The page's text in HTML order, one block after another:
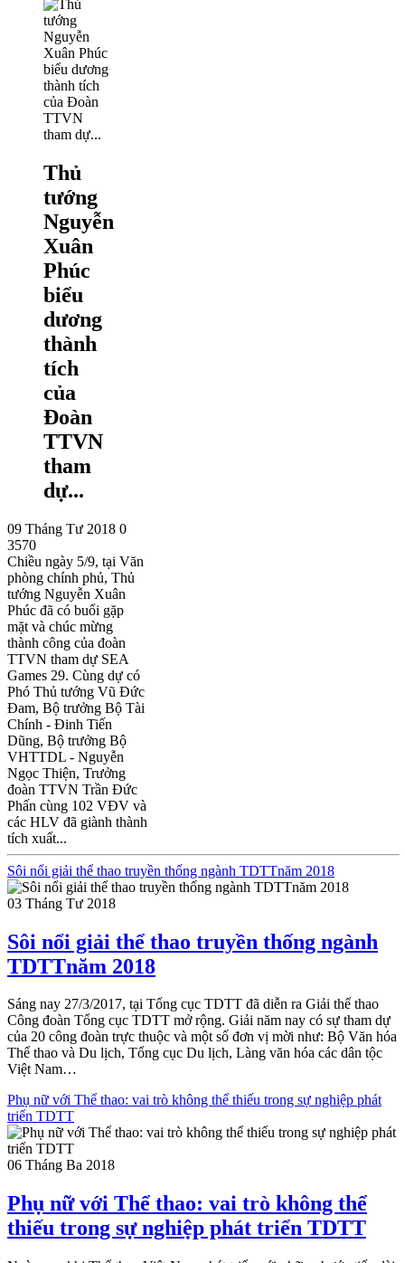
Thủ
tướng
Nguyễn
Xuân
Phúc
biểu
dương
thành
tích
của
Đoàn
TTVN
tham
dự...
09 Tháng Tư 2018 0
3570
Chiều ngày 5/9, tại Văn
phòng chính phủ, Thủ
tướng Nguyễn Xuân
Phúc đã có buổi gặp
mặt và chúc mừng
thành công của đoàn
TTVN tham dự SEA
Games 29. Cùng dự có
Phó Thủ tướng Vũ Đức
Đam, Bộ trưởng Bộ Tài
Chính - Đinh Tiến
Dũng, Bộ trưởng Bộ
VHTTDL - Nguyễn
Ngọc Thiện, Trưởng
đoàn TTVN Trần Đức
Phấn cùng 102 VĐV và
các HLV đã giành thành
tích xuất...
Sôi nổi giải thể thao truyền thống ngành TDTTnăm 2018
03 Tháng Tư 2018
Sôi nổi giải thể thao truyền thống ngành
TDTTnăm 2018
Sáng nay 27/3/2017, tại Tổng cục TDTT đã diễn ra Giải thể thao
Công đoàn Tổng cục TDTT mở rộng. Giải năm nay có sự tham dự
của 20 công đoàn trực thuộc và một số đơn vị mời như: Bộ Văn hóa
Thể thao và Du lịch, Tổng cục Du lịch, Làng văn hóa các dân tộc
Việt Nam…
Phụ nữ với Thể thao: vai trò không thể thiếu trong sự nghiệp phát
triển TDTT
06 Tháng Ba 2018
Phụ nữ với Thể thao: vai trò không thể
thiếu trong sự nghiệp phát triển TDTT